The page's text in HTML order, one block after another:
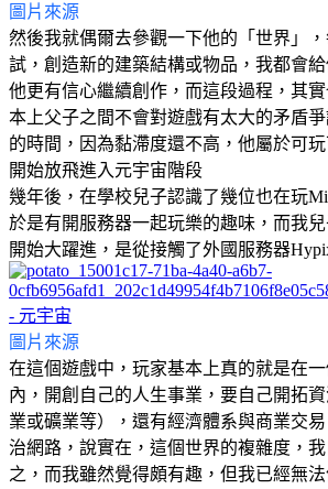
圖片來源
然後我就偶爾去參觀一下他的「世界」
試，創造新的建築結構或物品，我都會
他更有信心繼續創作，而這段過程，其
本上父子之間不會對遊戲有太大的矛盾
的時間，因為黏滯度還不高，他屬於可玩
開始放飛進入元宇宙階段
幾年後，在學校兒子認識了幾位也在玩
於是有開服務器一起玩樂的趣味，而我
開始大躍進，是從接觸了外國服務器
圖片來源
在這個遊戲中，玩家基本上真的就是在
內，開創自己的人生事業，要自己開拓
業或礦業等），還有經濟體系與商業交
治網路，說實在，這個世界的複雜度，
之，而我雖然覺得頗有趣，但我已經無